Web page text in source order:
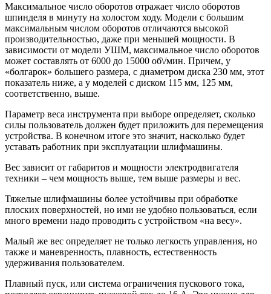
Максимальное число оборотов отражает число оборотов
шпинделя в минуту на холостом ходу. Модели с большим
максимальным числом оборотов отличаются высокой
производительностью, даже при меньшей мощности. В
зависимости от модели УШМ, максимальное число оборотов
может составлять от 6000 до 15000 об\/мин. Причем, у
«болгарок» большего размера, с диаметром диска 230 мм, этот
показатель ниже, а у моделей с диском 115 мм, 125 мм,
соответственно, выше.
Параметр веса инструмента при выборе определяет, сколько
силы пользователь должен будет приложить для перемещения
устройства. В конечном итоге это значит, насколько будет
уставать работник при эксплуатации шлифмашины.
Вес зависит от габаритов и мощности электродвигателя
техники – чем мощность выше, тем выше размеры и вес.
Тяжелые шлифмашины более устойчивы при обработке
плоских поверхностей, но ими не удобно пользоваться, если
много времени надо проводить с устройством «на весу».
Малый же вес определяет не только легкость управления, но
также и маневренность, плавность, естественность
удерживания пользователем.
Плавный пуск, или система ограничения пускового тока,